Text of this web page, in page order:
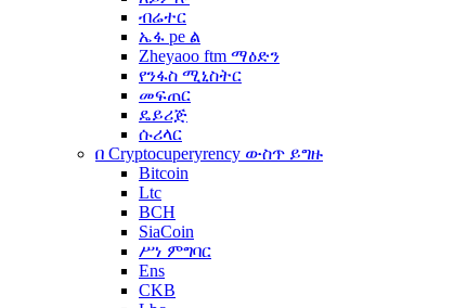
ብሬተር
ኤፋ pe ል
Zheyaoo ftm ማዕድን
የንፋስ ሚኒስትር
መፍጠር
ዴይሪጅ
ሱሪላር
በ Cryptocuperyrency ውስጥ ይግዙ
Bitcoin
Ltc
BCH
SiaCoin
ሥነ ምግባር
Ens
CKB